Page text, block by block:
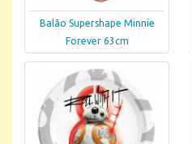
Balão Supershape Minnie
Forever 63cm